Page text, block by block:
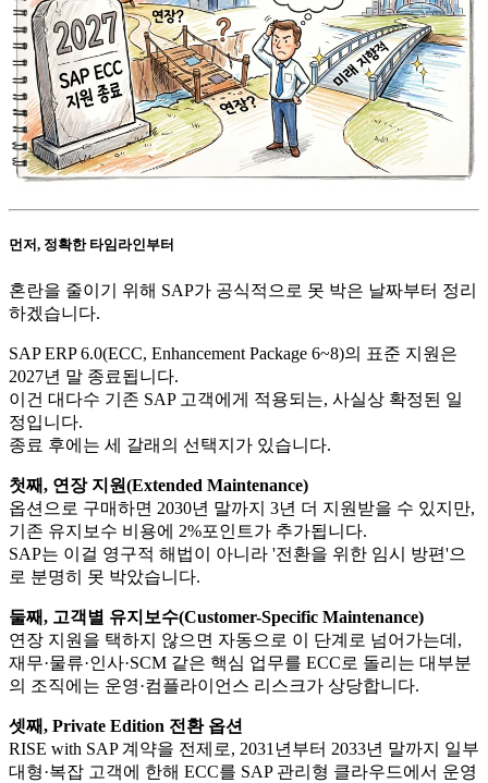
먼저, 정확한 타임라인부터
혼란을 줄이기 위해 SAP가 공식적으로 못 박은 날짜부터 정리
하겠습니다.
SAP ERP 6.0(ECC, Enhancement Package 6~8)의 표준 지원은
2027년 말 종료됩니다.
이건 대다수 기존 SAP 고객에게 적용되는, 사실상 확정된 일
정입니다.
종료 후에는 세 갈래의 선택지가 있습니다.
첫째, 연장 지원(Extended Maintenance)
옵션으로 구매하면 2030년 말까지 3년 더 지원받을 수 있지만,
기존 유지보수 비용에 2%포인트가 추가됩니다.
SAP는 이걸 영구적 해법이 아니라 '전환을 위한 임시 방편'으
로 분명히 못 박았습니다.
둘째, 고객별 유지보수(Customer-Specific Maintenance)
연장 지원을 택하지 않으면 자동으로 이 단계로 넘어가는데,
재무·물류·인사·SCM 같은 핵심 업무를 ECC로 돌리는 대부분
의 조직에는 운영·컴플라이언스 리스크가 상당합니다.
셋째, Private Edition 전환 옵션
RISE with SAP 계약을 전제로, 2031년부터 2033년 말까지 일부
대형·복잡 고객에 한해 ECC를 SAP 관리형 클라우드에서 운영